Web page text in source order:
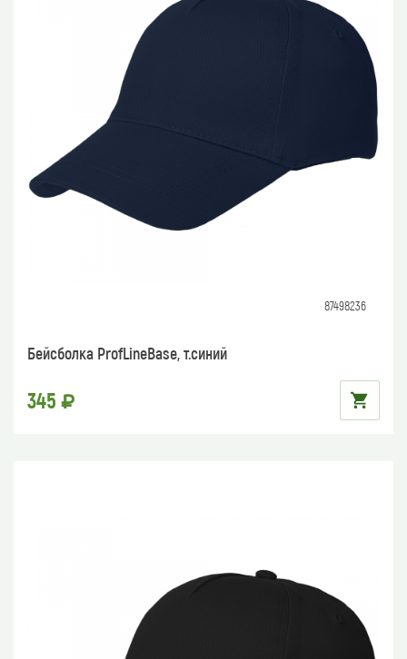
87498236
Бейсболка ProfLineBase, т.синий
345